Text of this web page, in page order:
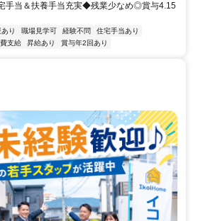
手当＆扶養手当充実◆残業少なめ◎賞与4.15
り 職場見学可 経験不問
住宅手当あり
支給 昇給あり 賞与年2回あり